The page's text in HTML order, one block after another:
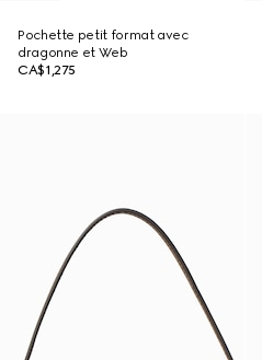
Pochette petit format avec
dragonne et Web
CA$1,275